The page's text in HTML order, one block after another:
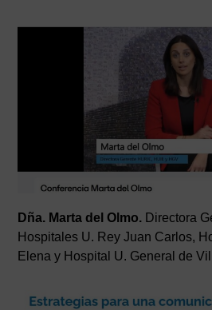
Dña. Marta del Olmo. Directora
Hospitales U. Rey Juan Carlos,
Elena y Hospital U. General de